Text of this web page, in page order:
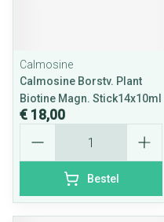
Calmosine
Calmosine Borstv. Plant
Biotine Magn. Stick14x10ml
€ 18,00
Bestel